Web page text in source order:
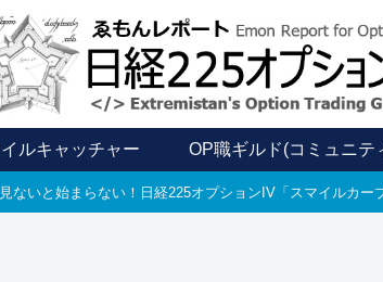
ルキャッチャー OP職ギルド(コミュニテ
ないと始まらない！日経225オプションIV「スマイルカー